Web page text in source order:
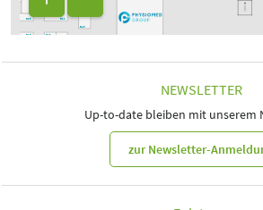
B18
B25
A26 A20
B26
A22
B20
A24
B23
NEWSLETTER
Up-to-date bleiben mit unserem
zur Newsletter-